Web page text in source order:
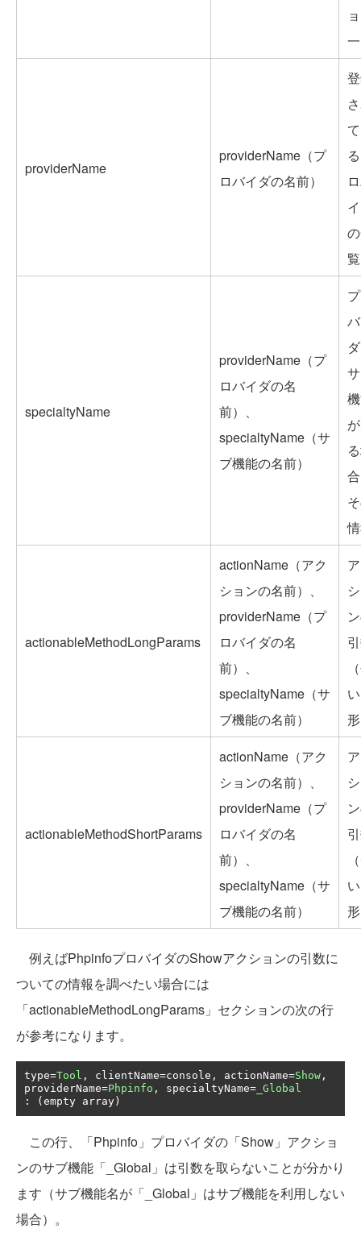
providerName
providerName（プ
ロバイダの名前）
覧
specialtyName
providerName（プ
ロバイダの名
前）、
specialtyName（サ
ブ機能の名前）
actionableMethodLongParams
actionName（アク
ションの名前）、
providerName（プ
ロバイダの名
前）、
specialtyName（サ
ブ機能の名前）
い
actionableMethodShortParams
actionName（アク
ションの名前）、
providerName（プ
ロバイダの名
前）、
specialtyName（サ
ブ機能の名前）
い
例えばPhpinfoプロバイダのShowアクションの引数に
ついての情報を調べたい場合には
「actionableMethodLongParams」セクションの次の行
が参考になります。
type=Tool , clientName=console , actionName=Show ,
providerName=Phpinfo , specialtyName= _Global
:
( empty array )
この行、「Phpinfo」プロバイダの「Show」アクショ
ンのサブ機能「_Global」は引数を取らないことが分かり
ます（サブ機能名が「_Global」はサブ機能を利用しない
場合）。